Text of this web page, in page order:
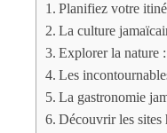
Planifiez votre
La culture
Explorer la nature
Les
La gastronomie
Découvrir les sites